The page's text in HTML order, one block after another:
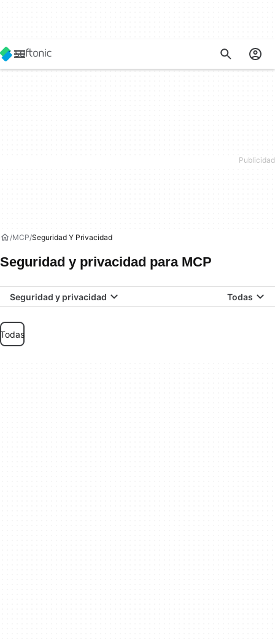
MCP Seguridad Y Privacidad
Seguridad y privacidad para MCP
Seguridad y privacidad Todas
Todas